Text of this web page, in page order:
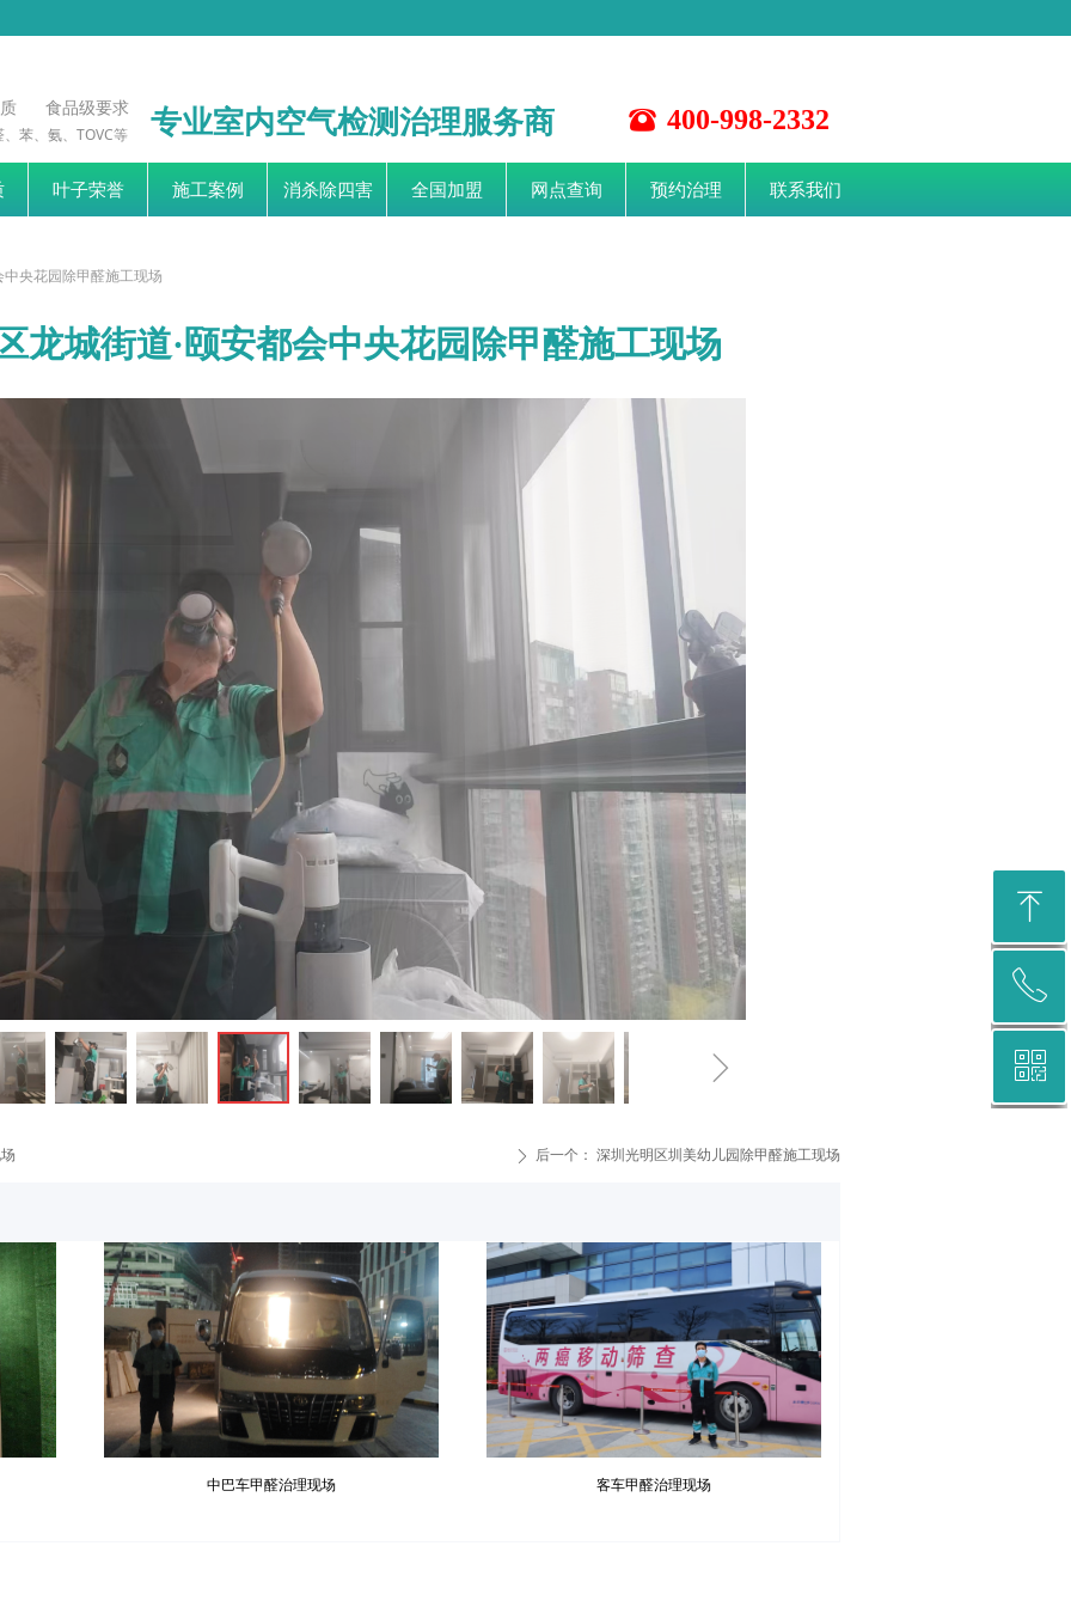
뀰 400-998-2332
质 食品级要求
苯、氨、TOVC等 专业室内空气检测治理服务商
叶子荣誉 施工案例 消杀除四害 全国加盟 网点查询 预约治理 联系我们
央花园除甲醛施工现场
ꁇ
龙城街道·颐安都会中央花园除甲醛施工现场
中巴车甲醛治理现场 客车甲醛治理现场
ꄲ 后一个： 深圳光明区圳美幼儿园除甲醛施工现场
ꁸ
回到顶部
ꂅ
400-998-2332
ꀥ